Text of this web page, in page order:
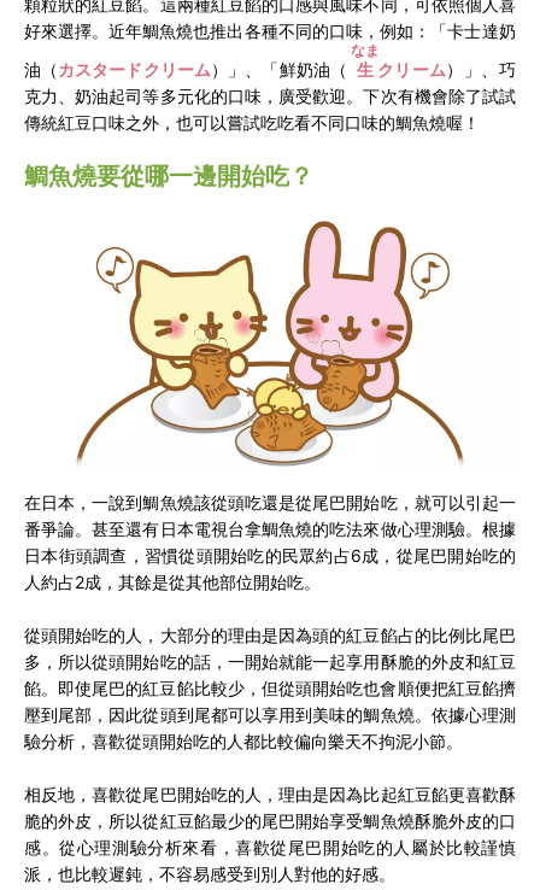
好來選擇。近年鯛魚燒也推出各種不同的口味，例如：「卡士達奶
油（ カスタードクリーム）」、「鮮奶油（ 生
なま
クリーム）」、巧
克力、奶油起司等多元化的口味，廣受歡迎。下次有機會除了試試
傳統紅豆口味之外，也可以嘗試吃吃看不同口味的鯛魚燒喔！
鯛魚燒要從哪一邊開始吃？
在日本，一說到鯛魚燒該從頭吃還是從尾巴開始吃，就可以引起一
番爭論。甚至還有日本電視台拿鯛魚燒的吃法來做心理測驗。根據
日本街頭調查，習慣從頭開始吃的民眾約占6成，從尾巴開始吃的
人約占2成，其餘是從其他部位開始吃。
從頭開始吃的人，大部分的理由是因為頭的紅豆餡占的比例比尾巴
多，所以從頭開始吃的話，一開始就能一起享用酥脆的外皮和紅豆
餡。 即使尾巴的紅豆餡比較少，但從頭開始吃也會順便把紅豆餡擠
壓到尾部，因此從頭到尾都可以享用到美味的鯛魚燒。依據心理測
驗分析，喜歡從頭開始吃的人都比較偏向樂天不拘泥小節。
相反地，喜歡從尾巴開始吃的人，理由是因為比起紅豆餡更喜歡酥
脆的外皮，所以從紅豆餡最少的尾巴開始享受鯛魚燒酥脆外皮的口
感。從心理測驗分析來看，喜歡從尾巴開始吃的人屬於比較謹慎
派，也比較遲鈍，不容易感受到別人對他的好感。